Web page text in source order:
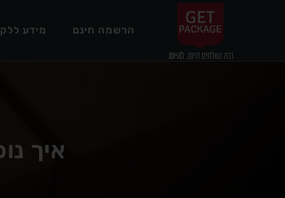
הרשמה חינם מידע
איך